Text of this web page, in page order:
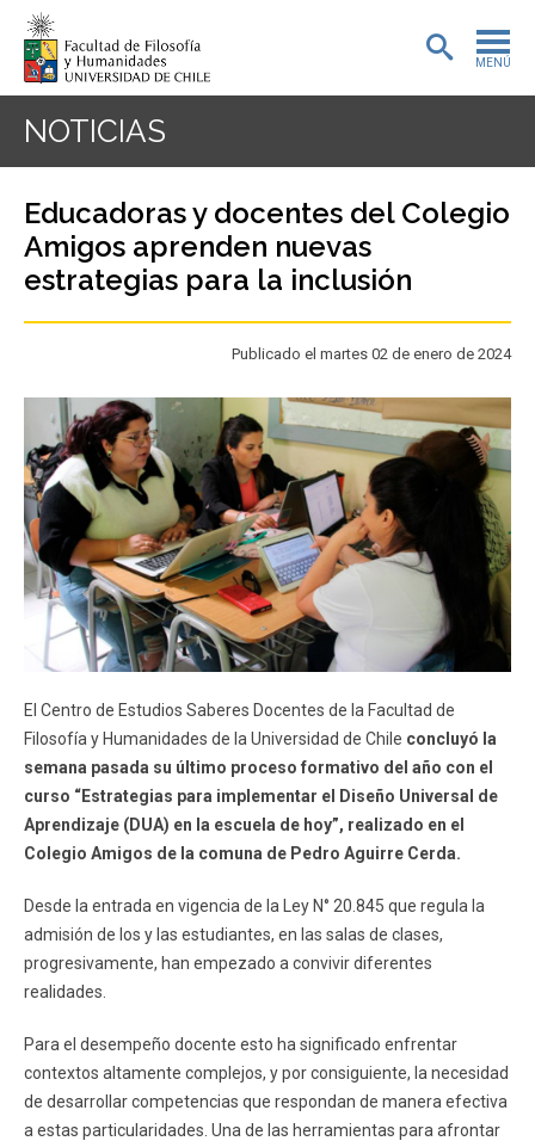
MENÚ
PREGRADO
POSTGRADO
BIBLIOTECA
DEPARTAMENTOS
FACULTAD
Estudiantes
Académicos
Funcionarios
Egresados
NOTICIAS
Educadoras y docentes del Colegio
Amigos aprenden nuevas
estrategias para la inclusión
Publicado el martes 02 de enero de 2024
El Centro de Estudios Saberes Docentes de la Facultad de
Filosofía y Humanidades de la Universidad de Chile concluyó la
semana pasada su último proceso formativo del año con el
curso “Estrategias para implementar el Diseño Universal de
Aprendizaje (DUA) en la escuela de hoy”, realizado en el
Colegio Amigos de la comuna de Pedro Aguirre Cerda.
Desde la entrada en vigencia de la Ley N° 20.845 que regula la
admisión de los y las estudiantes, en las salas de clases,
progresivamente, han empezado a convivir diferentes
realidades.
Para el desempeño docente esto ha significado enfrentar
contextos altamente complejos, y por consiguiente, la necesidad
de desarrollar competencias que respondan de manera efectiva
a estas particularidades. Una de las herramientas para afrontar